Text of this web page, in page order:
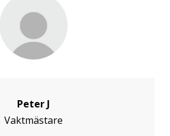
Peter J
Vaktmästare